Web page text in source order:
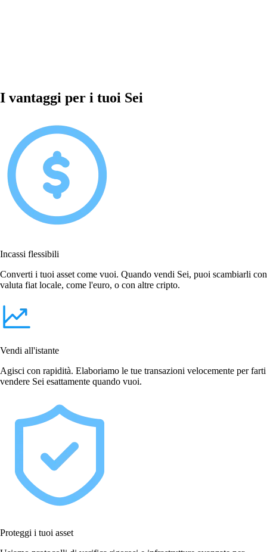
I vantaggi per i tuoi Sei
Incassi flessibili
Converti i tuoi asset come vuoi. Quando vendi Sei, puoi scambiarli con
valuta fiat locale, come l'euro, o con altre cripto.
Vendi all'istante
Agisci con rapidità. Elaboriamo le tue transazioni velocemente per farti
vendere Sei esattamente quando vuoi.
Proteggi i tuoi asset